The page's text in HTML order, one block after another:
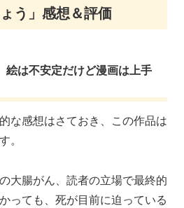
う」感想＆評価
絵は不安定だけど漫画は上手
な感想はさておき、この作品は
。
大腸がん、読者の立場で最終的
っても、死が目前に迫っている